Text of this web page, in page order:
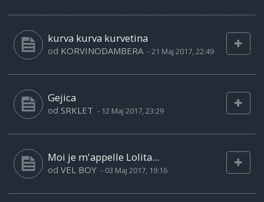
kurva kurva kurvetina
od KORVINODAMBERA -21 Maj 2017, 22:49
Gejica
od SRKLET - 12 Maj 2017, 23:29
Moi je m'appelle Lolita...
od VEL BOY - 03 Maj 2017, 19:16